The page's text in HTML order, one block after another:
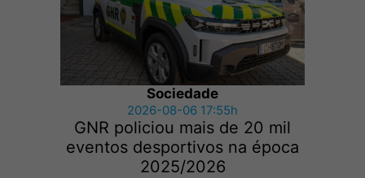
Sociedade
2026-08-06 17:55h
GNR policiou mais de 20 mil
eventos desportivos na época
2025/2026